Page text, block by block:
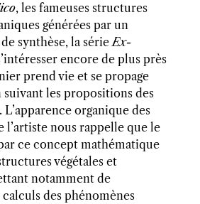
, les fameuses structures
générées par un
synthèse, la sérieEx-
encore de plus près
prend vie et se propage
suivant les propositions des
organique des
l’artiste nous rappelle que le
ce concept mathématique
végétales et
notamment de
des phénomènes